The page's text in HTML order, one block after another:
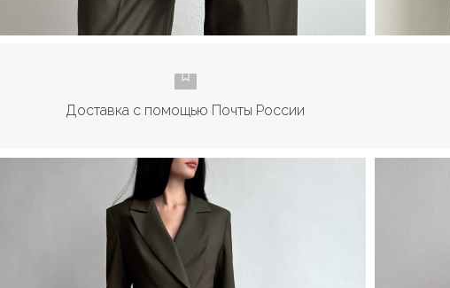
Доставка с помощью Почты России